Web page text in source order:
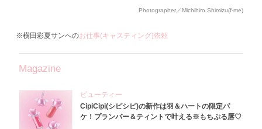
Photographer／Michihiro Shimizu(f-me)
※横田彩夏サンへのお仕事(キャスティング)依頼
Magazine
ビューティー
CipiCipi(シピシピ)の新作は羽＆ハートの限定パ
ケ！プランパー＆ティントで叶える※もちぷる唇♡